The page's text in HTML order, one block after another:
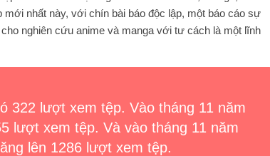
nhất này, với chín bài báo độc lập, một báo cáo sự
nghiên cứu anime và manga với tư cách là một lĩnh
322 lượt xem tệp. Vào tháng 11 năm
lượt xem tệp. Và vào tháng 11 năm
lên 1286 lượt xem tệp.